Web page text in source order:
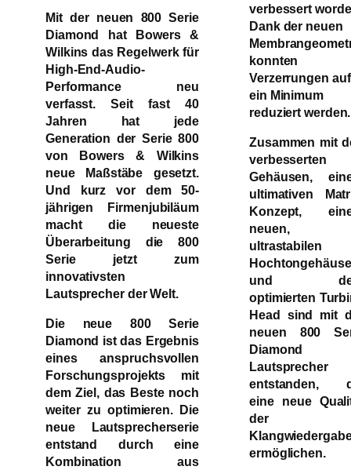
Mit der neuen 800 Serie
Diamond hat Bowers &
Wilkins das Regelwerk für
High-End-Audio-
Performance neu
verfasst. Seit fast 40
Jahren hat jede
Generation der Serie 800
von Bowers & Wilkins
neue Maßstäbe gesetzt.
Und kurz vor dem 50-
jährigen Firmenjubiläum
macht die neueste
Überarbeitung die 800
Serie jetzt zum
innovativsten
Lautsprecher der Welt.
Die neue 800 Serie
Diamond ist das Ergebnis
eines anspruchsvollen
Forschungsprojekts mit
dem Ziel, das Beste noch
weiter zu optimieren. Die
neue Lautsprecherserie
entstand durch eine
Kombination aus
verbessert
Dank der neuen
konnten
Verzerrungen auf
ein Minimum
reduziert werden.
Zusammen mit
verbesserten
Gehäusen,
ultimativen
Konzept,
neuen,
ultrastabilen
Hochtongehäuse
und
optimierten
Head sind mit
neuen 800
Diamond
Lautsprecher
entstanden,
eine neue
der
ermöglichen.